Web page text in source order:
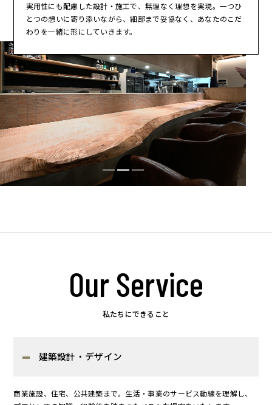
実用性にも配慮した設計・施工で、無理なく理想を実現。一つひ
とつの想いに寄り添いながら、細部まで妥協なく、あなたのこだ
わりを一緒に形にしていきます。
Our Service
私たちにできること
建築設計・デザイン
商業施設、住宅、公共建築まで。生活・事業のサービス動線を理解し、